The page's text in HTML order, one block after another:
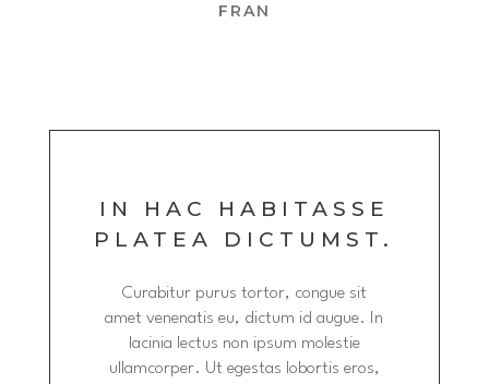
FRAN
IN HAC HABITASSE
PLATEA DICTUMST.
Curabitur purus tortor, congue sit
amet venenatis eu, dictum id augue. In
lacinia lectus non ipsum molestie
ullamcorper. Ut egestas lobortis eros,